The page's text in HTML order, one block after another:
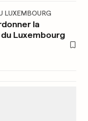
LUXEMBOURG
la
Luxembourg